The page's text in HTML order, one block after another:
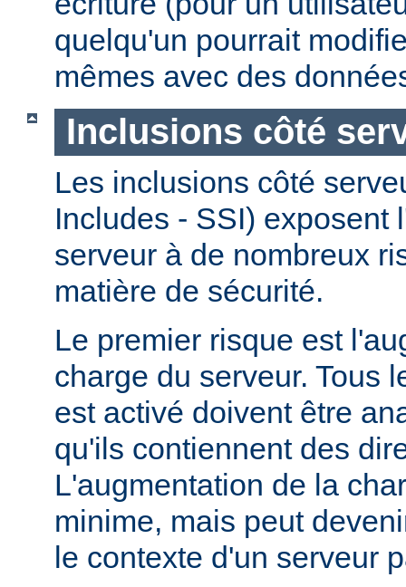
quelqu'un pourrait
mêmes avec des
Inclusions côté
Les inclusions côté
Includes - SSI) exposent
serveur à de nombreux
matière de sécurité.
Le premier risque est
charge du serveur. Tous
est activé doivent être
qu'ils contiennent des
L'augmentation de la
minime, mais peut
le contexte d'un serveur